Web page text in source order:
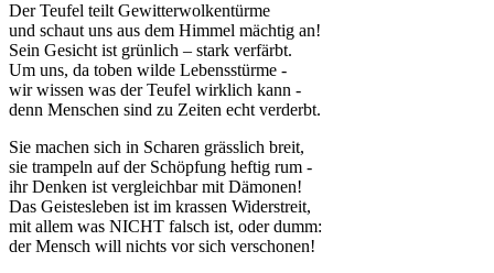
Der Teufel teilt Gewitterwolkentürme
und schaut uns aus dem Himmel mächtig an!
Sein Gesicht ist grünlich – stark verfärbt.
Um uns, da toben wilde Lebensstürme -
wir wissen was der Teufel wirklich kann -
denn Menschen sind zu Zeiten echt verderbt.
Sie machen sich in Scharen grässlich breit,
sie trampeln auf der Schöpfung heftig rum -
ihr Denken ist vergleichbar mit Dämonen!
Das Geistesleben ist im krassen Widerstreit,
mit allem was NICHT falsch ist, oder dumm:
der Mensch will nichts vor sich verschonen!